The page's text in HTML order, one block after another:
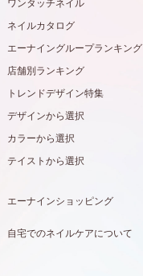
ワンタッチネイル
ネイルカタログ
エーナイングループランキング
店舗別ランキング
トレンドデザイン特集
デザインから選択
カラーから選択
テイストから選択
エーナインショッピング
自宅でのネイルケアについて